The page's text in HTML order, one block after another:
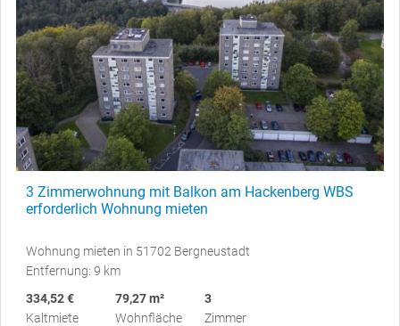
3 Zimmerwohnung mit Balkon am Hackenberg WBS
erforderlich Wohnung mieten
Wohnung mieten in 51702 Bergneustadt
Entfernung: 9 km
334,52 €
Kaltmiete
79,27 m²
Wohnfläche
3
Zimmer